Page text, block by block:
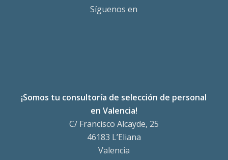
Síguenos en
¡Somos tu consultoría de selección de personal
en Valencia!
C/ Francisco Alcayde, 25
46183 L’Eliana
Valencia